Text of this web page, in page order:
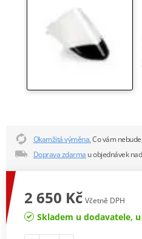
Okamžitá výměna.Co vám
Doprava zdarma u objednávek
2 650 Kč Včetně DPH
Skladem u dodavatele, u